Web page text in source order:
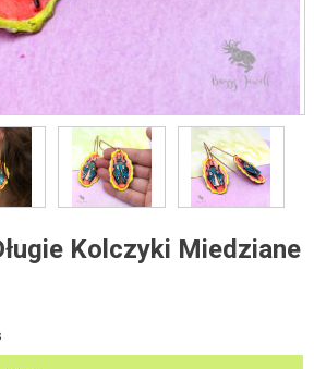
Kolczyki Miedziane